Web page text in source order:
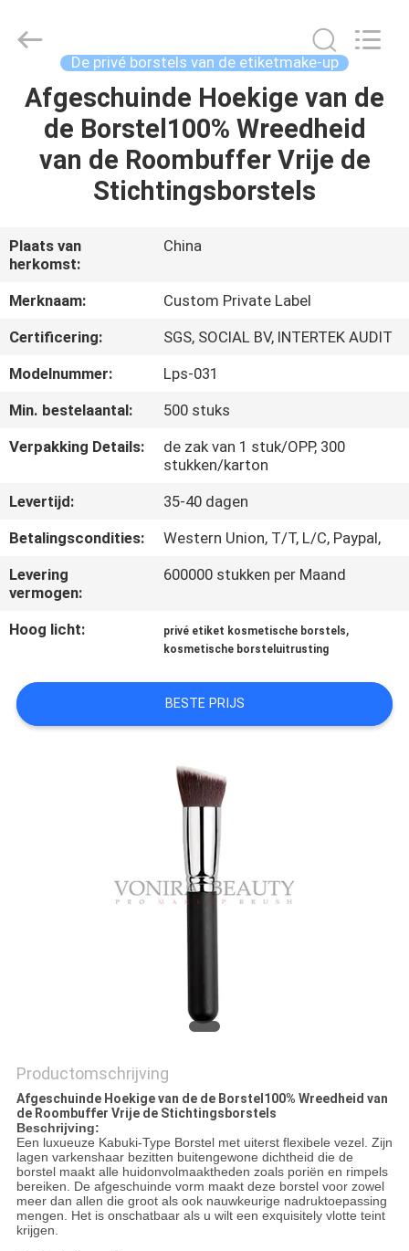
HUIS
PRODUCTEN
ONS
FABRIEKSREIS
KWALITEITSCONTROLE
SITEMAP
POLICY
Chanmy
Cosmetics
Reserved.
De privé borstels van de etiketmake-up
Afgeschuinde Hoekige van de
de Borstel100% Wreedheid
van de Roombuffer Vrije de
Stichtingsborstels
Plaats van
herkomst:
China
Merknaam:
Custom Private Label
Certificering:
SGS, SOCIAL BV, INTERTEK AUDIT
Modelnummer:
Lps-031
Min. bestelaantal:
500 stuks
Verpakking Details:
de zak van 1 stuk/OPP, 300
stukken/karton
Levertijd:
35-40 dagen
Betalingscondities:
Western Union, T/T, L/C, Paypal,
Levering
vermogen:
600000 stukken per Maand
Hoog licht: privé etiket kosmetische borstels,
kosmetische borsteluitrusting
BESTE PRIJS
Productomschrijving
Afgeschuinde Hoekige van de de Borstel100% Wreedheid van
de Roombuffer Vrije de Stichtingsborstels
Beschrijving:
Een luxueuze Kabuki-Type Borstel met uiterst flexibele vezel. Zijn
lagen varkenshaar bezitten buitengewone dichtheid die de
borstel maakt alle huidonvolmaaktheden zoals poriën en rimpels
bereiken. De afgeschuinde vorm maakt deze borstel voor zowel
meer dan allen die groot als ook nauwkeurige nadruktoepassing
mengen. Het is onschatbaar als u wilt een exquisitely vlotte teint
krijgen.